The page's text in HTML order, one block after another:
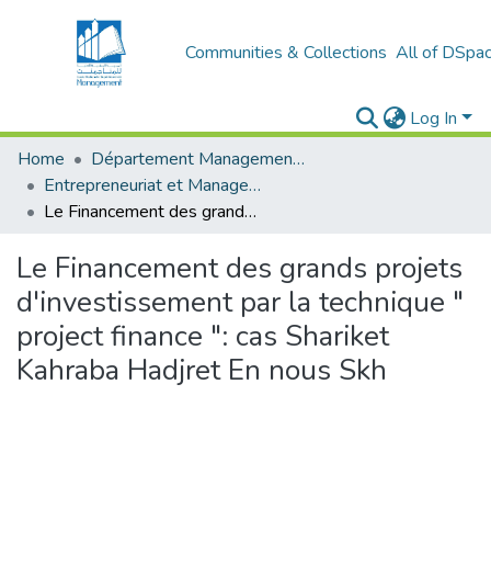
Communities & Collections All of
Log In
Home
Département Management et Entrepreneuriat
Entrepreneuriat et Management de Projets (EMP)
Le Financement des grands projets d'investissement par la technique " project finance ": cas Shariket Kahraba Hadjret En nous Skh
Le Financement des grands projets
d'investissement par la technique "
project finance ": cas Shariket
Kahraba Hadjret En nous Skh